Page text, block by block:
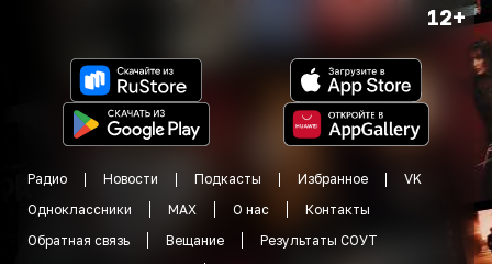
12+
Радио Новости Подкасты Избранное
VK
Одноклассники
MAX О нас
Контакты
Обратная связь
Вещание
Результаты СОУТ